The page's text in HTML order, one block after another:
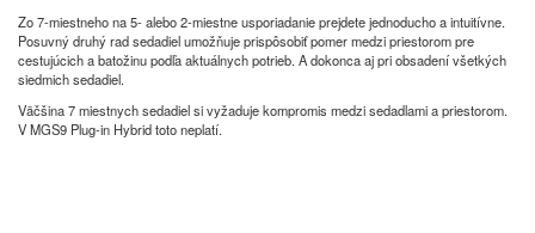
Zo 7-miestneho na 5- alebo 2-miestne usporiadanie prejdete jednoducho a intuitívne.
Posuvný druhý rad sedadiel umožňuje prispôsobiť pomer medzi priestorom pre
cestujúcich a batožinu podľa aktuálnych potrieb. A dokonca aj pri obsadení všetkých
siedmich sedadiel.
Väčšina 7 miestnych sedadiel si vyžaduje kompromis medzi sedadlami a priestorom.
V MGS9 Plug-in Hybrid toto neplatí.